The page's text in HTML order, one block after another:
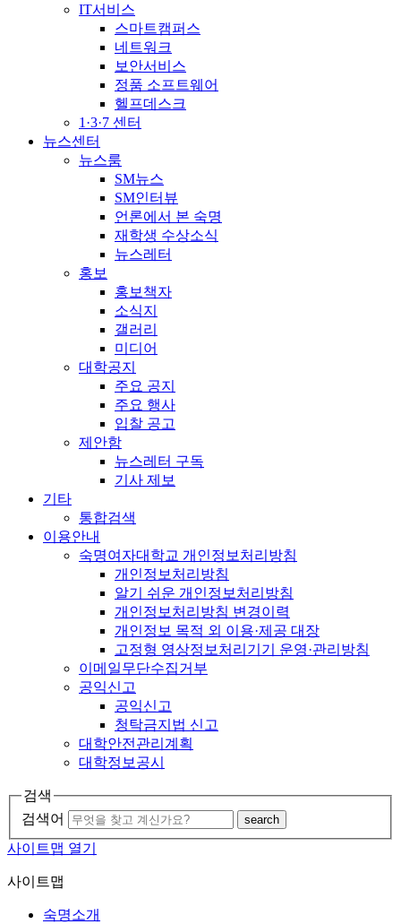
IT서비스
스마트캠퍼스
네트워크
보안서비스
정품 소프트웨어
헬프데스크
1·3·7 센터
뉴스센터
뉴스룸
SM뉴스
SM인터뷰
언론에서 본 숙명
재학생 수상소식
뉴스레터
홍보
홍보책자
소식지
갤러리
미디어
대학공지
주요 공지
주요 행사
입찰 공고
제안함
뉴스레터 구독
기사 제보
기타
통합검색
이용안내
숙명여자대학교 개인정보처리방침
개인정보처리방침
알기 쉬운 개인정보처리방침
개인정보처리방침 변경이력
개인정보 목적 외 이용·제공 대장
고정형 영상정보처리기기 운영·관리방침
이메일무단수집거부
공익신고
공익신고
청탁금지법 신고
대학안전관리계획
대학정보공시
검색
검색어
search
사이트맵 열기
사이트맵
숙명소개